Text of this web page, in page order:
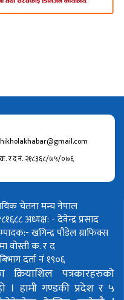
क. र द नं. २१८३६८/७५/०७६
चेतना मन्च नेपाल
अध्यक्ष: - देवेन्द्र प्रसाद
खगिन्द्र पौडेलग्राफिक्स
वोस्तीक. र द
दर्ता नं १९०६
पत्रकारहरुको
। हामी गण्डकी प्रदेश र ५